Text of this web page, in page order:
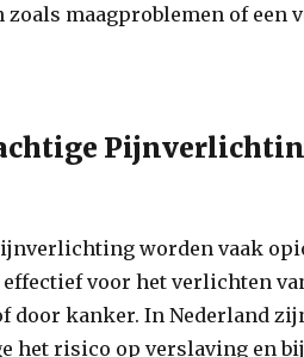
maagproblemen of een
worden vaak
effectief voor het verlichten
door kanker. In Nederland
het risico op verslaving en